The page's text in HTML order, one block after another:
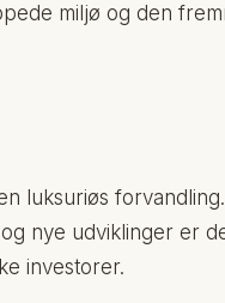
miljø og den
luksuriøs
nye udviklinger er
investorer.